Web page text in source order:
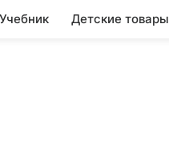
Учебник Детские товары